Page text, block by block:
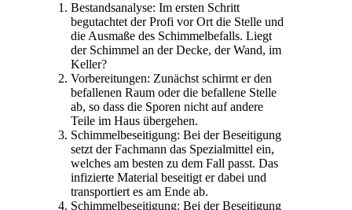
Bestandsanalyse: Im ersten Schritt
begutachtet der Profi vor Ort die Stelle und
die Ausmaße des Schimmelbefalls. Liegt
der Schimmel an der Decke, der Wand, im
Keller?
Vorbereitungen: Zunächst schirmt er den
befallenen Raum oder die befallene Stelle
ab, so dass die Sporen nicht auf andere
Teile im Haus übergehen.
Schimmelbeseitigung: Bei der Beseitigung
setzt der Fachmann das Spezialmittel ein,
welches am besten zu dem Fall passt. Das
infizierte Material beseitigt er dabei und
transportiert es am Ende ab.
Schimmelbeseitigung: Bei der Beseitigung